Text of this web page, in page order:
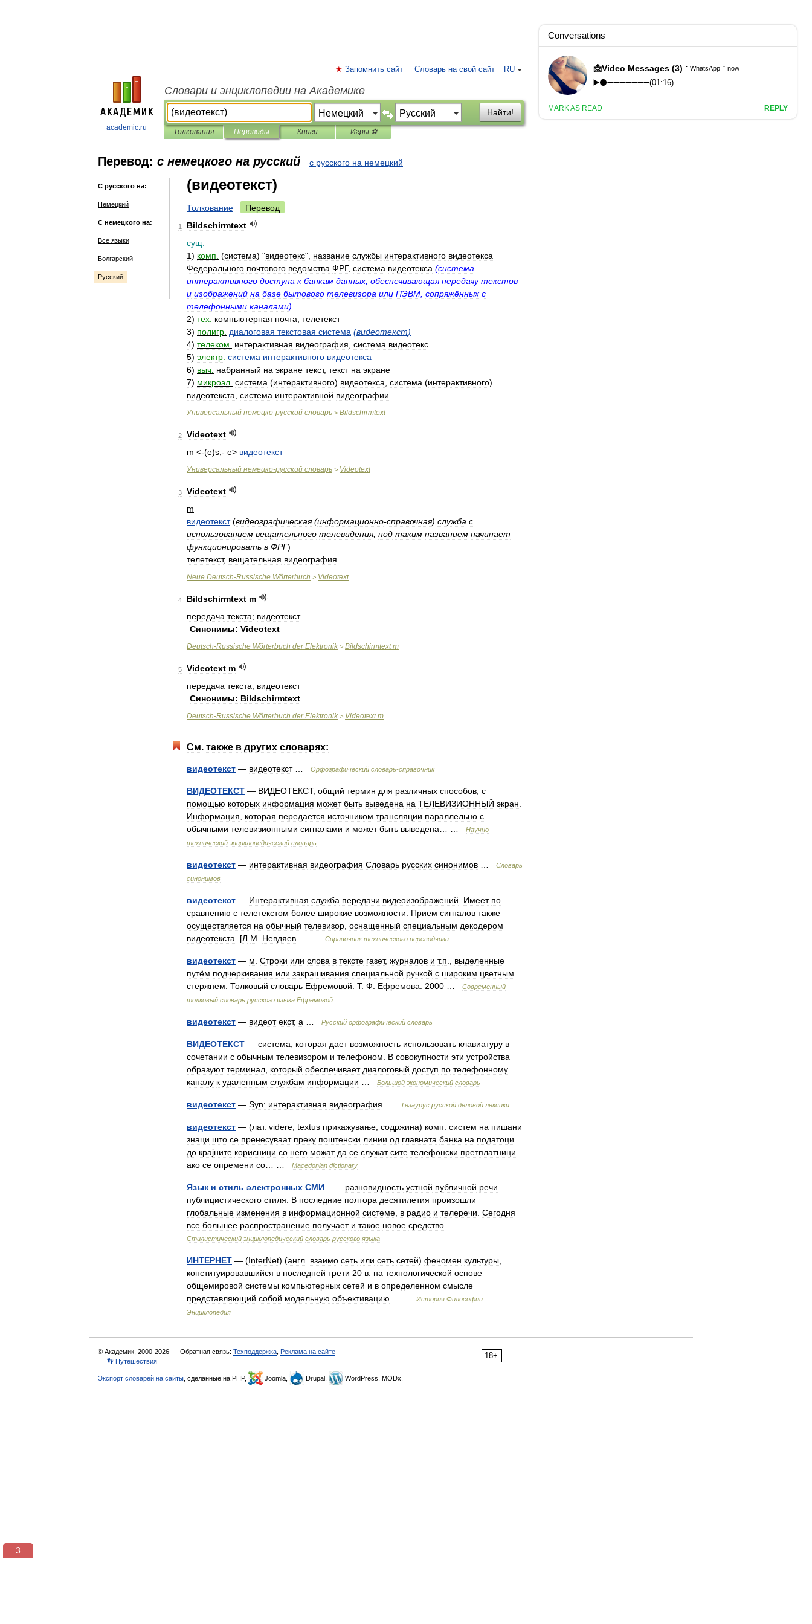
academic.ru
RU
Запомнить сайт Словарь на свой сайт
Словари и энциклопедии на Академике
Найти!
Толкования Переводы Книги Игры ⚽
Перевод: с немецкого на русский с русского на немецкий
С русского на:
Немецкий
С немецкого на:
Все языки
Болгарский
Русский
(видеотекст)
Толкование Перевод
1
Bildschirmtext
сущ
1) комп (система) "видеотекс", название службы интерактивного видеотекса
Федерального почтового ведомства ФРГ, система видеотекса (система
интерактивного доступа к банкам данных обеспечивающая передачу текстов
и изображений на базе бытового телевизора или ПЭВМ сопряжённых с
телефонными каналами)
2) тех компьютерная почта телетекст
3) полигр диалоговая текстовая система (видеотекст)
4) телеком интерактивная видеография система видеотекс
5) электр система интерактивного видеотекса
6) выч набранный на экране текст, текст на экране
7) микроэл система (интерактивного) видеотекса система (интерактивного)
видеотекста система интерактивной видеографии
Универсальный немецко-русский словарь > Bildschirmtext
2
Videotext
m <-(e)s ,- e> видеотекст
Универсальный немецко-русский словарь > Videotext
3
Videotext
m
видеотекст (видеографическая(информационно-справочная) служба с
использованием вещательного телевидения; под таким названием начинает
функционировать в ФРГ)
телетекст, вещательная видеография
Neue Deutsch-Russische Wörterbuch > Videotext
4 Bildschirmtext m
передача текста; видеотекст
Синонимы: Videotext
Deutsch-Russische Wörterbuch der Elektronik > Bildschirmtext m
5 Videotext m
передача текста; видеотекст
Синонимы: Bildschirmtext
Deutsch-Russische Wörterbuch der Elektronik > Videotext m
См. также в других словарях:
видеотекст — видеотекст… Орфографический словарь-справочник
ВИДЕОТЕКСТ — ВИДЕОТЕКСТ, общий термин для различных способов с
помощью которых информация может быть выведена на ТЕЛЕВИЗИОННЫЙ экран
Информация
которая передается источником трансляции параллельно с
обычными телевизионными сигналами и может быть выведена Научно-
технический энциклопедический словарь
видеотекст — интерактивная видеография Словарь русских синонимов
Словарь
синонимов
видеотекст — Интерактивная служба передачи видеоизображений Имеет по
сравнению с телетекстом более широкие возможности Прием сигналов также
осуществляется на обычный телевизор оснащенный специальным декодером
видеотекста . [Л М Невдяев Справочник технического переводчика
видеотекст — м Строки или слова в тексте газет, журналов и т.п
выделенные
путём подчеркивания или закрашивания специальной ручкой с широким цветным
стержнем Толковый словарь Ефремовой Т. Ф Ефремова 2000
Современный
толковый словарь русского языка Ефремовой
видеотекст — видеот екст, а Русский орфографический словарь
ВИДЕОТЕКСТ — система которая дает возможность использовать клавиатуру в
сочетании с обычным телевизором и телефоном В совокупности эти устройства
образуют терминал который обеспечивает диалоговый доступ по телефонному
каналу к удаленным службам информации Большой экономический словарь
видеотекст — Syn: интерактивная видеография Тезаурус русской деловой лексики
видеотекст — (лат. videre textus прикажување содржина) комп систем на пишани
знаци што се пренесуваат преку поштенски линии од главната банка на податоци
до крајните корисници со него можат да се служат сите телефонски претплатници
ако се опремени со Macedonian dictionary
Язык и стиль электронных СМИ — – разновидность устной публичной речи
публицистического стиля В последние полтора десятилетия произошли
глобальные изменения в информационной системе в радио и телеречи Сегодня
все большее распространение получает и такое новое средство
Стилистический энциклопедический словарь русского языка
ИНТЕРНЕТ — (InterNet) (англ взаимо сеть или сеть сетей) феномен культуры
конституировавшийся в последней трети 20 в на технологической основе
общемировой системы компьютерных сетей и в определенном смысле
представляющий собой модельную объективацию История Философии:
Энциклопедия
18+
© Академик, 2000-2026 Обратная связь: Техподдержка Реклама на сайте
👣 Путешествия
Экспорт словарей на сайты , сделанные на PHP, Joomla, Drupal, WordPress, MODx.
2